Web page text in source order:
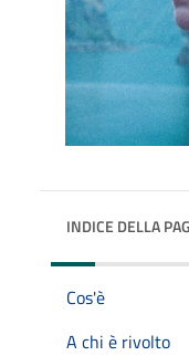
INDICE DELLA
Cos'è
A chi è rivolto